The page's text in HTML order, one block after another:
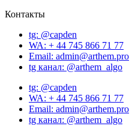
Контакты
tg: @capden
WA: + 44 745 866 71 77
Email: admin@arthem.pro
tg канал: @arthem_algo
tg: @capden
WA: + 44 745 866 71 77
Email: admin@arthem.pro
tg канал: @arthem_algo